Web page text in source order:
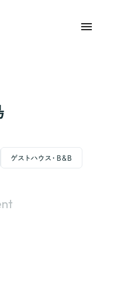
menu
ゲストハウス・B&B